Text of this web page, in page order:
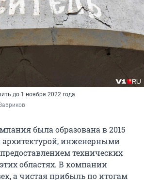
до 1 ноября 2022 года
была образована в 2015
архитектурой, инженерными
технических
областях. В компании
а чистая прибыль по итогам